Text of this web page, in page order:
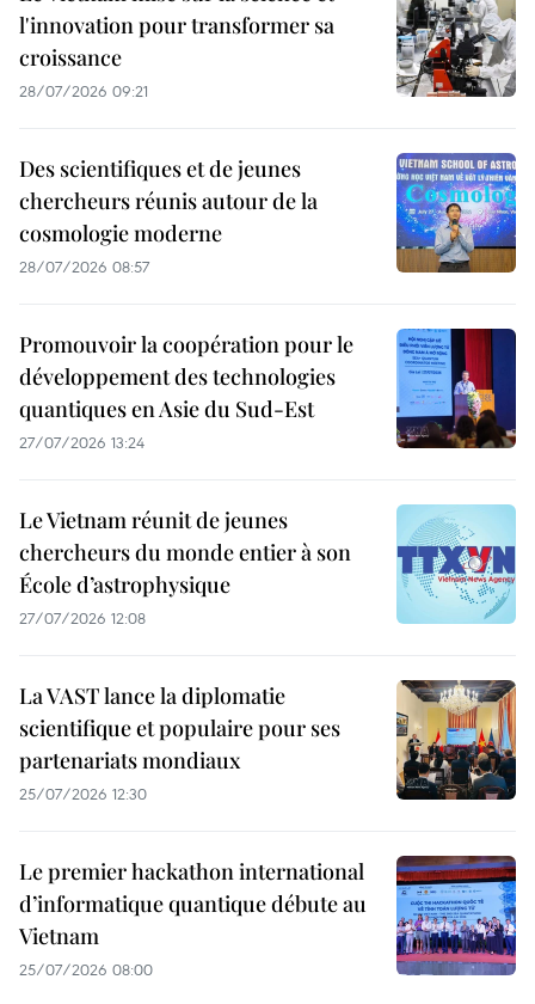
l'innovation pour transformer sa
croissance
28/07/2026 09:21
Des scientifiques et de jeunes
chercheurs réunis autour de la
cosmologie moderne
28/07/2026 08:57
Promouvoir la coopération pour le
développement des technologies
quantiques en Asie du Sud-Est
27/07/2026 13:24
Le Vietnam réunit de jeunes
chercheurs du monde entier à son
École d’astrophysique
27/07/2026 12:08
La VAST lance la diplomatie
scientifique et populaire pour ses
partenariats mondiaux
25/07/2026 12:30
Le premier hackathon international
d’informatique quantique débute au
Vietnam
25/07/2026 08:00